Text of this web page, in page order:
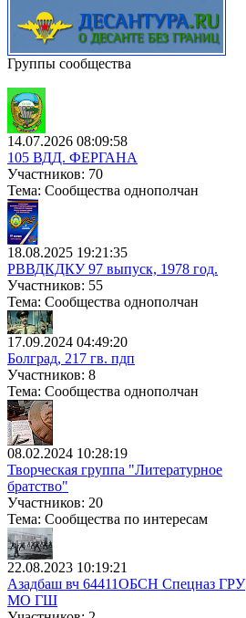
Группы сообщества
14.07.2026 08:09:58
105 ВДД. ФЕРГАНА
Участников: 70
Тема: Сообщества однополчан
18.08.2025 19:21:35
РВВДКДКУ 97 выпуск, 1978 год.
Участников: 55
Тема: Сообщества однополчан
17.09.2024 04:49:20
Болград, 217 гв. пдп
Участников: 8
Тема: Сообщества однополчан
08.02.2024 10:28:19
Творческая группа "Литературное
братство"
Участников: 20
Тема: Сообщества по интересам
22.08.2023 10:19:21
Азадбаш вч 64411ОБСН Спецназ ГРУ
МО ГШ